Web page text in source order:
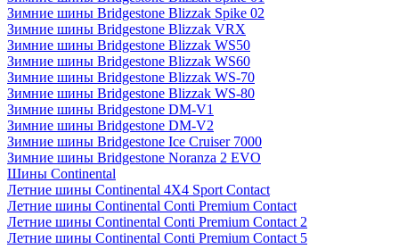
Зимние шины Bridgestone Blizzak Spike 02
Зимние шины Bridgestone Blizzak VRX
Зимние шины Bridgestone Blizzak WS50
Зимние шины Bridgestone Blizzak WS60
Зимние шины Bridgestone Blizzak WS-70
Зимние шины Bridgestone Blizzak WS-80
Зимние шины Bridgestone DM-V1
Зимние шины Bridgestone DM-V2
Зимние шины Bridgestone Ice Cruiser 7000
Зимние шины Bridgestone Noranza 2 EVO
Шины Continental
Летние шины Continental 4X4 Sport Contact
Летние шины Continental Conti Premium Contact
Летние шины Continental Conti Premium Contact 2
Летние шины Continental Conti Premium Contact 5